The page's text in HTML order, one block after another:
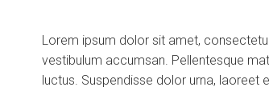
Lorem ipsum dolor sit amet,
vestibulum accumsan. Pellentesque
luctus. Suspendisse dolor urna,